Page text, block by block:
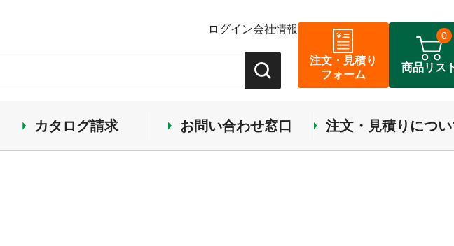
ログイン会社情報
注文・見積り
フォーム
商品リス
0
カタログ請求 お問い合わせ窓口 注文・見積りにつ